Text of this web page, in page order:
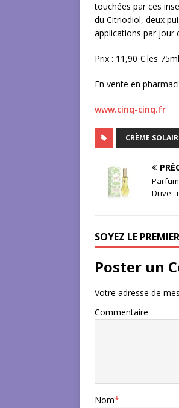
touchées par ces
du Citriodiol, deux
applications par jour
Prix : 11,90 € les
En vente en
www.cinq-cinq.fr
CRÈME
Drive :
SOYEZ LE
Poster un
Votre adresse de
Commentaire
Nom*